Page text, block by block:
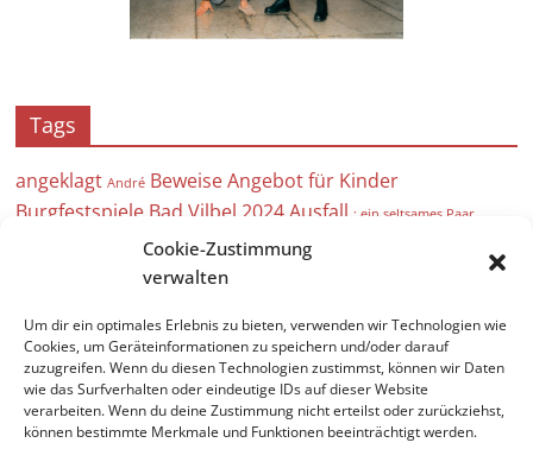
Cookie-Zustimmung
verwalten
Um dir ein optimales Erlebnis zu bieten, verwenden wir Technologien wie
Cookies, um Geräteinformationen zu speichern und/oder darauf
zuzugreifen. Wenn du diesen Technologien zustimmst, können wir Daten
wie das Surfverhalten oder eindeutige IDs auf dieser Website
verarbeiten. Wenn du deine Zustimmung nicht erteilst oder zurückziehst,
können bestimmte Merkmale und Funktionen beeinträchtigt werden.
Tags
angeklagt André Beweise Angebot für Kinder
Burgfestspiele Bad Vilbel 2024 Ausfall ; ein seltsames Paar
AbsageBad Vilbel Kultur
ArbeitseinsatzBühnenbau BergfestAnstrich
FrauenAusverkauft Absurdes Theater